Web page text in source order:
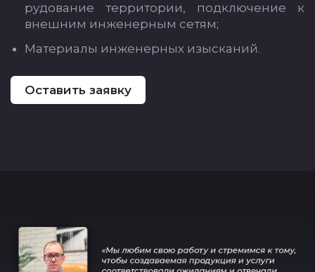
ру­до­ва­ние тер­ри­то­рии, под­клю­че­ние к
внеш­ним ин­же­нер­ным се­тям;
Ма­те­ри­алы ин­же­нер­ных изыс­ка­ний.
Оставить заявку